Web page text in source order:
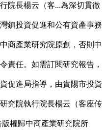
院長楊云（客...為深切貫徹
鎮投資促進和公有資產事務
商產業研究院原創，否則中
責任。如需訂閱研究報告，
促進局指導，由貴陽市投資
究院執行院長楊云（客座传
版權歸中商產業研究院所